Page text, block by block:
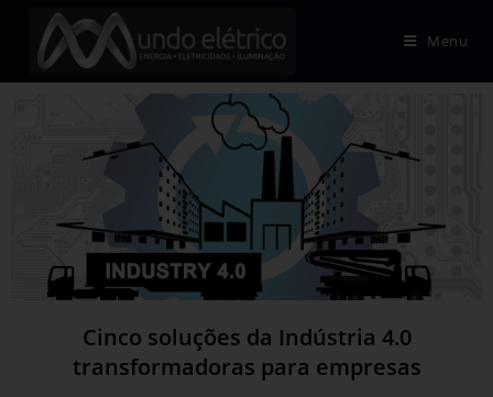
Menu
Cinco soluções da Indústria 4.0
transformadoras para empresas